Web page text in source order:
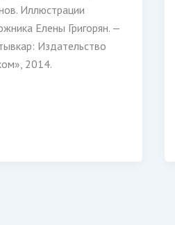
Иллюстрации
Елены Григорян. —
Издательство
2014.